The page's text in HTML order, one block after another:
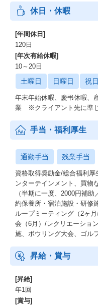
休日・休暇
[年間休日]
120日
[年次有給休暇]
10～20日
土曜日 日曜日 祝日
年末年始休暇、慶弔休暇、
業 ※クライアント先に準
手当・福利厚生
通勤手当 残業手当
資格取得奨励金/総合福利
ンターテインメント、買物
（半期に一度、2000円補
約保養所・宿泊施設・研修
ループミーティング（2ヶ
会（6月）/レクリエーショ
施、ボウリング大会、ゴル
昇給・賞与
[昇給]
年1回
[賞与]